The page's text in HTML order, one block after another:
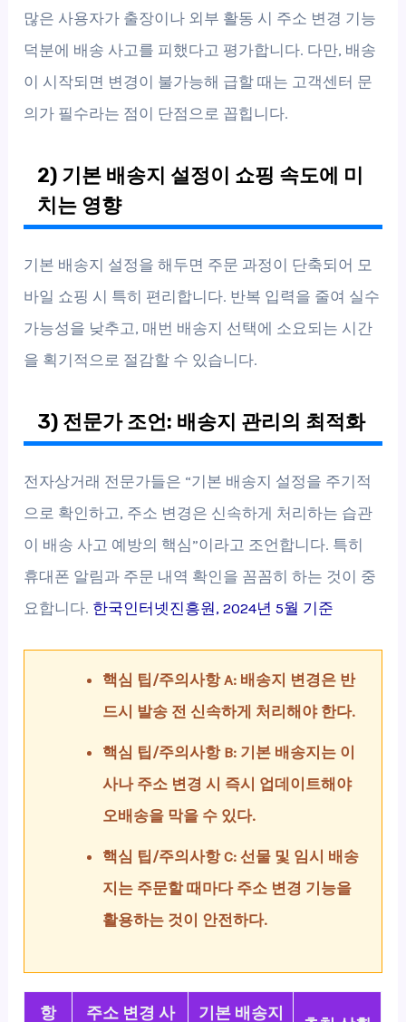
많은 사용자가 출장이나 외부 활동 시 주소 변경 기능
덕분에 배송 사고를 피했다고 평가합니다. 다만, 배송
이 시작되면 변경이 불가능해 급할 때는 고객센터 문
의가 필수라는 점이 단점으로 꼽힙니다.
2) 기본 배송지 설정이 쇼핑 속도에 미
치는 영향
기본 배송지 설정을 해두면 주문 과정이 단축되어 모
바일 쇼핑 시 특히 편리합니다. 반복 입력을 줄여 실수
가능성을 낮추고, 매번 배송지 선택에 소요되는 시간
을 획기적으로 절감할 수 있습니다.
3) 전문가 조언: 배송지 관리의 최적화
전자상거래 전문가들은 “기본 배송지 설정을 주기적
으로 확인하고, 주소 변경은 신속하게 처리하는 습관
이 배송 사고 예방의 핵심”이라고 조언합니다. 특히
휴대폰 알림과 주문 내역 확인을 꼼꼼히 하는 것이 중
요합니다. 한국인터넷진흥원, 2024년 5월 기준
핵심 팁/주의사항 A: 배송지 변경은 반
드시 발송 전 신속하게 처리해야 한다.
핵심 팁/주의사항 B: 기본 배송지는 이
사나 주소 변경 시 즉시 업데이트해야
오배송을 막을 수 있다.
핵심 팁/주의사항 C: 선물 및 임시 배송
지는 주문할 때마다 주소 변경 기능을
활용하는 것이 안전하다.
항
주소 변경 사
기본 배송지